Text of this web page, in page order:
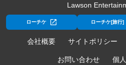
Lawson
ローチケ ローチケ[旅行]
会社概要 サイトポリシー
お問い合わせ 個